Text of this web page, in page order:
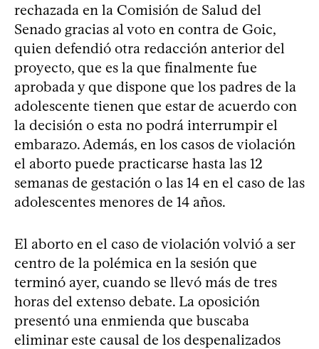
rechazada en la Comisión de Salud del
Senado gracias al voto en contra de Goic,
quien defendió otra redacción anterior del
proyecto, que es la que finalmente fue
aprobada y que dispone que los padres de la
adolescente tienen que estar de acuerdo con
la decisión o esta no podrá interrumpir el
embarazo. Además, en los casos de violación
el aborto puede practicarse hasta las 12
semanas de gestación o las 14 en el caso de las
adolescentes menores de 14 años.
El aborto en el caso de violación volvió a ser
centro de la polémica en la sesión que
terminó ayer, cuando se llevó más de tres
horas del extenso debate. La oposición
presentó una enmienda que buscaba
eliminar este causal de los despenalizados